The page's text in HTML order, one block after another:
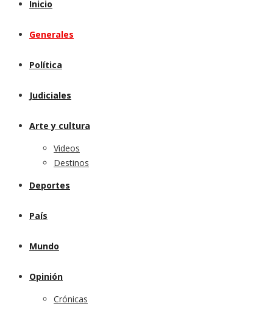
Inicio
Generales
Política
Judiciales
Arte y cultura
Videos
Destinos
Deportes
País
Mundo
Opinión
Crónicas